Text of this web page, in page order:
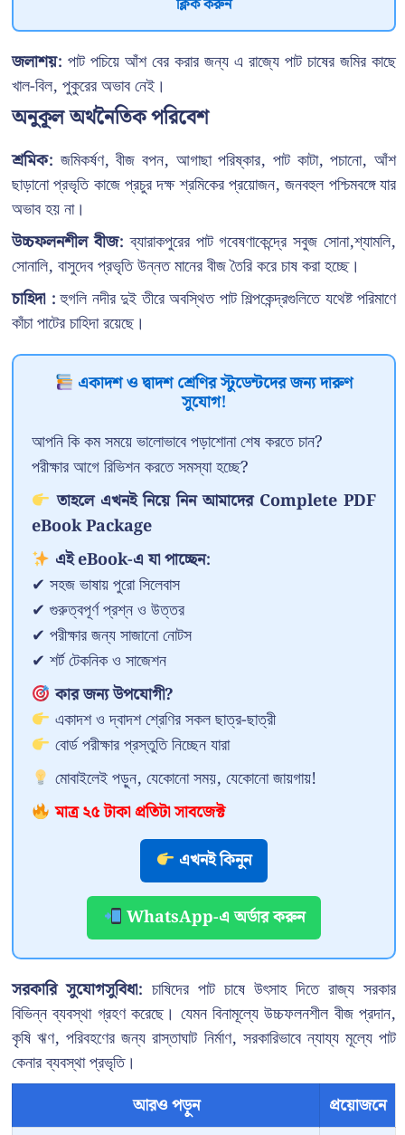
ক্লিক করুন
জলাশয়: পাট পচিয়ে আঁশ বের করার জন্য এ রাজ্যে পাট চাষের জমির কাছে
খাল-বিল, পুকুরের অভাব নেই।
অনুকূল অর্থনৈতিক পরিবেশ
শ্রমিক: জমিকর্ষণ, বীজ বপন, আগাছা পরিষ্কার, পাট কাটা, পচানো, আঁশ
ছাড়ানো প্রভৃতি কাজে প্রচুর দক্ষ শ্রমিকের প্রয়োজন, জনবহুল পশ্চিমবঙ্গে যার
অভাব হয় না।
উচ্চফলনশীল বীজ:ব্যারাকপুরের পাট গবেষণাকেন্দ্রে সবুজ সোনা,শ্যামলি,
সোনালি, বাসুদেব প্রভৃতি উন্নত মানের বীজ তৈরি করে চাষ করা হচ্ছে।
চাহিদা :হুগলি নদীর দুই তীরে অবস্থিত পাট শিল্পকেন্দ্রগুলিতে যথেষ্ট পরিমাণে
কাঁচা পাটের চাহিদা রয়েছে।
একাদশ ও দ্বাদশ শ্রেণির স্টুডেন্টদের জন্য দারুণ
সুযোগ!
আপনি কি কম সময়ে ভালোভাবে পড়াশোনা শেষ করতে চান?
পরীক্ষার আগে রিভিশন করতে সমস্যা হচ্ছে?
তাহলে এখনই নিয়ে নিন আমাদের Complete PDF
eBook Package
এই eBook-এ যা পাচ্ছেন:
✔ সহজ ভাষায় পুরো সিলেবাস
✔ গুরুত্বপূর্ণ প্রশ্ন ও উত্তর
✔ পরীক্ষার জন্য সাজানো নোটস
✔ শর্ট টেকনিক ও সাজেশন
কার জন্য উপযোগী?
একাদশ ও দ্বাদশ শ্রেণির সকল ছাত্র-ছাত্রী
বোর্ড পরীক্ষার প্রস্তুতি নিচ্ছেন যারা
মোবাইলেই পড়ুন, যেকোনো সময়, যেকোনো জায়গায়!
মাত্র ২৫ টাকা প্রতিটা সাবজেক্ট
এখনই কিনুন
WhatsApp-এ অর্ডার করুন
সরকারি সুযোগসুবিধা: চাষিদের পাট চাষে উৎসাহ দিতে রাজ্য সরকার
বিভিন্ন ব্যবস্থা গ্রহণ করেছে। যেমন বিনামূল্যে উচ্চফলনশীল বীজ প্রদান,
কৃষি ঋণ, পরিবহণের জন্য রাস্তাঘাট নির্মাণ, সরকারিভাবে ন্যায্য মূল্যে পাট
কেনার ব্যবস্থা প্রভৃতি।
আরও পড়ুন
প্রয়োজনে